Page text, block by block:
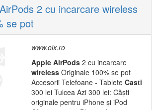
2 cu incarcare wireless
se pot
www.olx.ro
Apple AirPods 2 cu incarcare
wireless Originale 100% se pot
Accesorii Telefoane - Tablete Casti
300 lei Tulcea Azi 300 lei: Căști
originale pentru iPhone și iPod